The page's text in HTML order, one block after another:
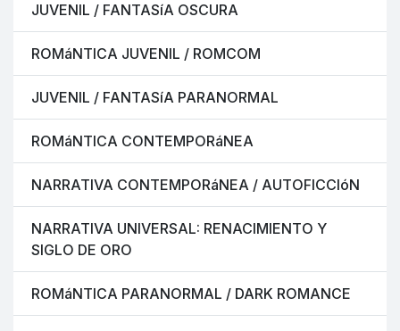
JUVENIL / FANTASíA OSCURA
ROMáNTICA JUVENIL / ROMCOM
JUVENIL / FANTASíA PARANORMAL
ROMáNTICA CONTEMPORáNEA
NARRATIVA CONTEMPORáNEA / AUTOFICCIóN
NARRATIVA UNIVERSAL: RENACIMIENTO Y
SIGLO DE ORO
ROMáNTICA PARANORMAL / DARK ROMANCE